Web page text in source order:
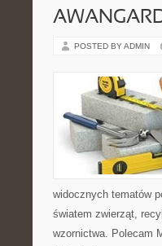
POSTED BY ADMIN
widocznych tematów
światem zwierząt,
wzornictwa. Polecam